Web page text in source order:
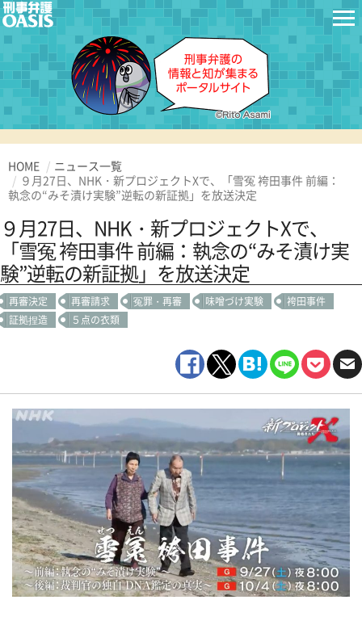
HOME
ニュース一覧
９月27日、NHK・新プロジェクトXで、「雪冤 袴田事件 前編：
執念の“みそ漬け実験”逆転の新証拠」を放送決定
９月27日、NHK・新プロジェクトXで、
「雪冤 袴田事件 前編：執念の“みそ漬け実
験”逆転の新証拠」を放送決定
再審決定 再審請求 冤罪・再審 味噌づけ実験
袴田事件
証拠捏造
５点の衣類